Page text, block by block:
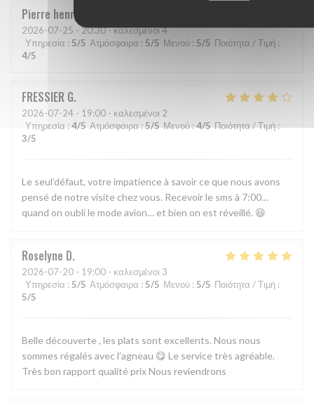
Pierre henry
2026-07-25 - 20:30 - καλεσμένοι 4
Υπηρεσία : 5/5 Ατμόσφαιρα : 5/5 Μενού : 5/5 Ποιότητα / Τιμή :
4/5
FRESSIER G
2026-07-24 - 19:00 - καλεσμένοι 2
Υπηρεσία : 4/5 Ατμόσφαιρα: 5/5 Μενού:4/5 Ποιότητα / Τιμή:
3/5
Le seul’défaut, votre impatience à savoir ce que nous avons
pensé de notre visite chez vous. Recevoir le sms à 7:00…
quand on oubli le mode avion… et bien on est réveillé. 😆
Roselyne D
2026-07-20 - 19:00 - καλεσμένοι 3
Υπηρεσία : 5/5 Ατμόσφαιρα : 5/5 Μενού : 5/5 Ποιότητα / Τιμή :
5/5
Belle découverte , les plats sont excellents. Nous nous
sommes régalés avec l’agneau 😋 Le service très agréable.
Très bon rapport qualité prix Nous reviendrons